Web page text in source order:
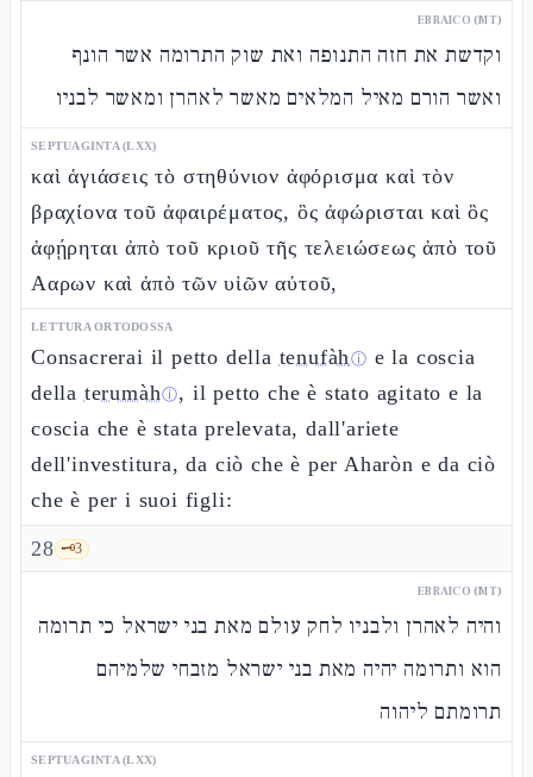
EBRAICO (MT)
וקדשת את חזה התנופה ואת שוק התרומה אשר הונף
ואשר הורם מאיל המלאים מאשר לאהרן ומאשר לבניו
SEPTUAGINTA (LXX)
καὶ ἁγιάσεις τὸ στηθύνιον ἀφόρισμα καὶ τὸν
βραχίονα τοῦ ἀφαιρέματος, ὃς ἀφώρισται καὶ ὃς
ἀφῄρηται ἀπὸ τοῦ κριοῦ τῆς τελειώσεως ἀπὸ τοῦ
Ααρων καὶ ἀπὸ τῶν υἱῶν αὐτοῦ,
LETTURA ORTODOSSA
Consacrerai il petto della tenufàhⓘ e la coscia
della terumàhⓘ, il petto che è stato agitato e la
coscia che è stata prelevata, dall'ariete
dell'investitura, da ciò che è per Aharòn e da ciò
che è per i suoi figli:
28 🗝️3
EBRAICO (MT)
והיה לאהרן ולבניו לחק עולם מאת בני ישראל כי תרומה
הוא ותרומה יהיה מאת בני ישראל מזבחי שלמיהם
תרומתם ליהוה
SEPTUAGINTA (LXX)